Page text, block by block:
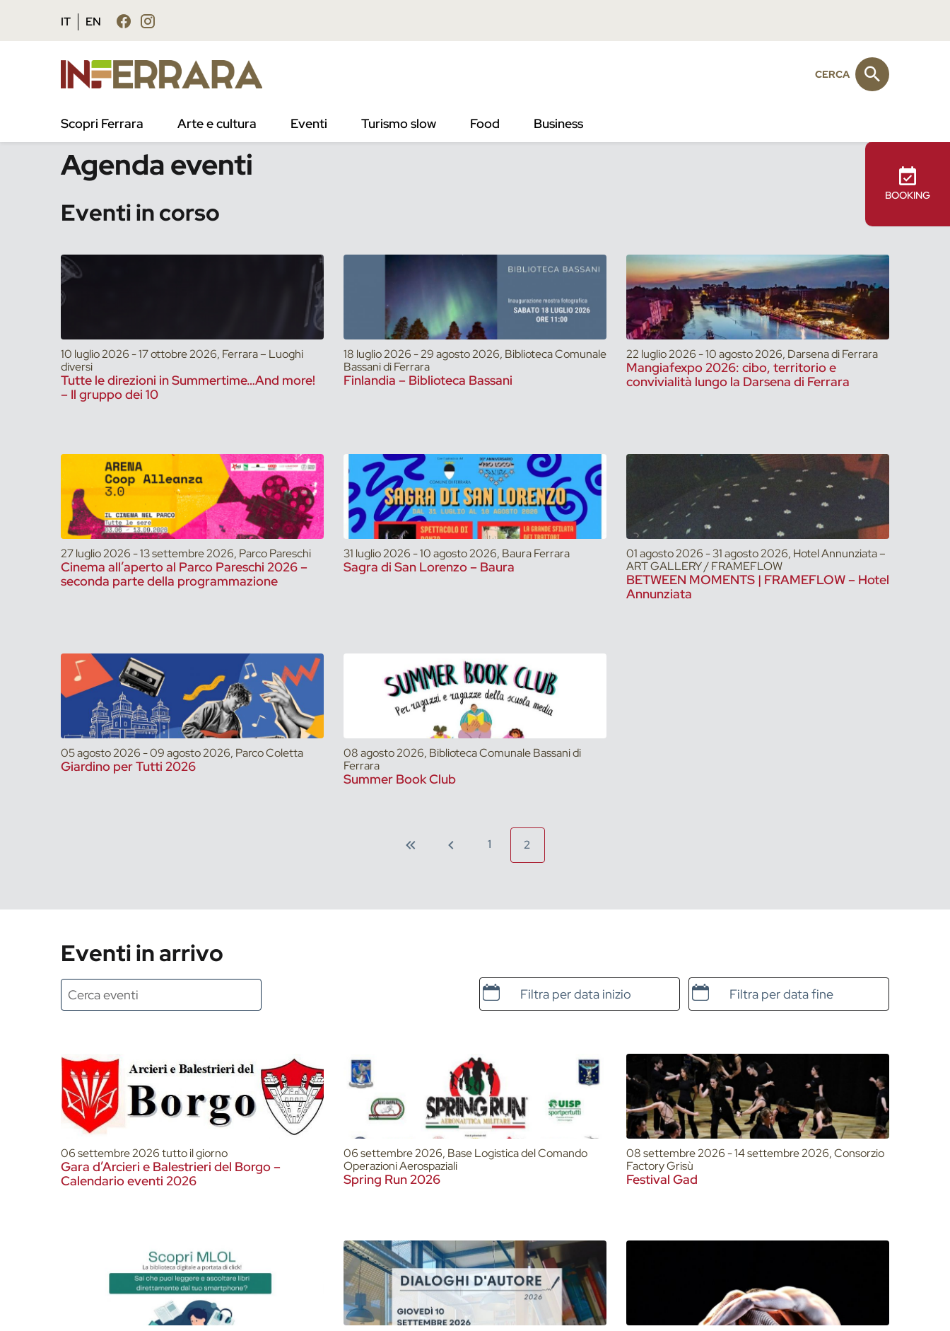
Vai al contenuto principale
Vai al footer
IT EN
BOOKING
CERCA
Scopri Ferrara Arte e cultura Eventi Turismo slow Food Business
/ Eventi
Agenda eventi
Eventi in corso
10 luglio 2026 - 17 ottobre 2026, Ferrara – Luoghi
diversi
Tutte le direzioni in Summertime…And more!
– Il gruppo dei 10
18 luglio 2026 - 29 agosto 2026, Biblioteca Comunale
Bassani di Ferrara
Finlandia – Biblioteca Bassani
22 luglio 2026 - 10 agosto 2026, Darsena di Ferrara
Mangiafexpo 2026: cibo, territorio e
convivialità lungo la Darsena di Ferrara
27 luglio 2026 - 13 settembre 2026, Parco Pareschi
Cinema all’aperto al Parco Pareschi 2026 –
seconda parte della programmazione
31 luglio 2026 - 10 agosto 2026, Baura Ferrara
Sagra di San Lorenzo – Baura
01 agosto 2026 - 31 agosto 2026, Hotel Annunziata –
ART GALLERY / FRAMEFLOW
BETWEEN MOMENTS | FRAMEFLOW – Hotel
Annunziata
05 agosto 2026 - 09 agosto 2026, Parco Coletta
Giardino per Tutti 2026
08 agosto 2026, Biblioteca Comunale Bassani di
Ferrara
Summer Book Club
1 2
Eventi in arrivo
Data e ora di inizio Data e ora di fine
06 settembre 2026 tutto il giorno
Gara d’Arcieri e Balestrieri del Borgo –
Calendario eventi 2026
06 settembre 2026, Base Logistica del Comando
Operazioni Aerospaziali
Spring Run 2026
08 settembre 2026 - 14 settembre 2026, Consorzio
Factory Grisù
Festival Gad